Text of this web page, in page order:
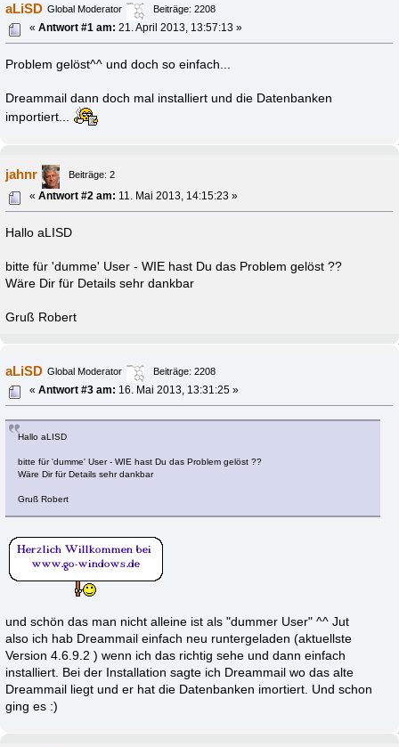
aLiSD Global Moderator
Beiträge: 2208
«Antwort #1 am: 21. April 2013, 13:57:13 »
Problem gelöst^^ und doch so einfach...
Dreammail dann doch mal installiert und die Datenbanken
importiert...
jahnr
Beiträge: 2
«Antwort #2 am: 11. Mai 2013, 14:15:23 »
Hallo aLISD
bitte für 'dumme' User - WIE hast Du das Problem gelöst ??
Wäre Dir für Details sehr dankbar
Gruß Robert
aLiSD Global Moderator
Beiträge: 2208
«Antwort #3 am: 16. Mai 2013, 13:31:25 »
Hallo aLISD
bitte für 'dumme' User - WIE hast Du das Problem gelöst ??
Wäre Dir für Details sehr dankbar
Gruß Robert
und schön das man nicht alleine ist als "dummer User" ^^ Jut
also ich hab Dreammail einfach neu runtergeladen (aktuellste
Version 4.6.9.2 ) wenn ich das richtig sehe und dann einfach
installiert. Bei der Installation sagte ich Dreammail wo das alte
Dreammail liegt und er hat die Datenbanken imortiert. Und schon
ging es :)